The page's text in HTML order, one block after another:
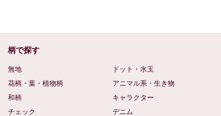
柄で探す
無地
ドット・水玉
花柄・葉・植物柄
アニマル系・生き物
和柄
キャラクター
チェック
デニム